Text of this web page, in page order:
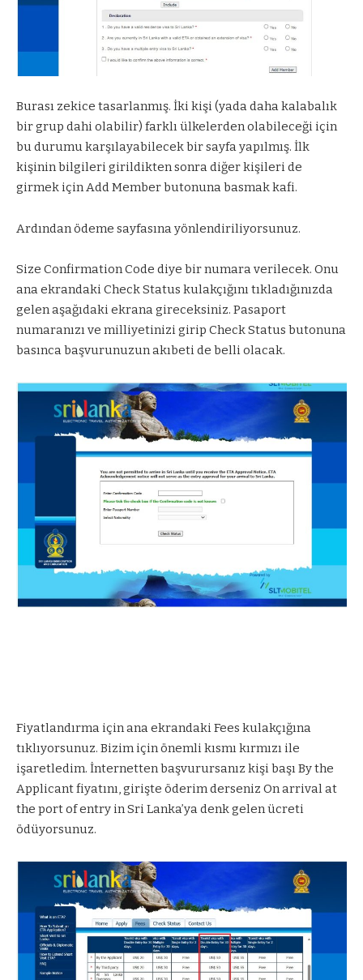
Burası zekice tasarlanmış. İki kişi (yada daha kalabalık
bir grup dahi olabilir) farklı ülkelerden olabileceği için
bu durumu karşılayabilecek bir sayfa yapılmış. İlk
kişinin bilgileri girildikten sonra diğer kişileri de
girmek için Add Member butonuna basmak kafi.
Ardından ödeme sayfasına yönlendiriliyorsunuz.
Size Confirmation Code diye bir numara verilecek. Onu
ana ekrandaki Check Status kulakçığını tıkladığınızda
gelen aşağıdaki ekrana gireceksiniz. Pasaport
numaranızı ve milliyetinizi girip Check Status butonuna
basınca başvurunuzun akıbeti de belli olacak.
Fiyatlandırma için ana ekrandaki Fees kulakçığına
tıklıyorsunuz. Bizim için önemli kısmı kırmızı ile
işaretledim. İnternetten başvurursanız kişi başı By the
Applicant fiyatını, girişte öderim derseniz On arrival at
the port of entry in Sri Lanka’ya denk gelen ücreti
ödüyorsunuz.